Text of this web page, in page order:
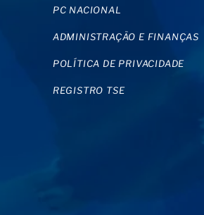
PC NACIONAL
ADMINISTRAÇÃO E FINANÇAS
POLÍTICA DE PRIVACIDADE
REGISTRO TSE